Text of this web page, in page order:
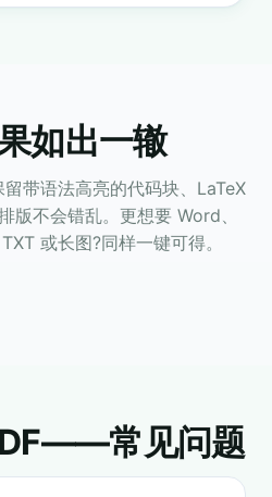
如出一辙
带语法高亮的代码块、LaTeX
版不会错乱。更想要 Word、
或长图?同样一键可得。
常见问题